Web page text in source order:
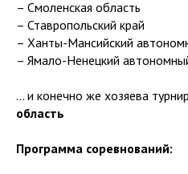
– Смоленская область
– Ставропольский край
– Ханты-Мансийский
– Ямало-Ненецкий
... и конечно же хозяева
область
Программа соревнований: